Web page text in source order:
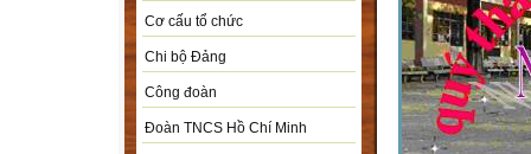
Cơ cấu tổ chức
Chi bộ Đảng
Công đoàn
Đoàn TNCS Hồ Chí Minh